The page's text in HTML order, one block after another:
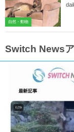
自然・動物
Switch News